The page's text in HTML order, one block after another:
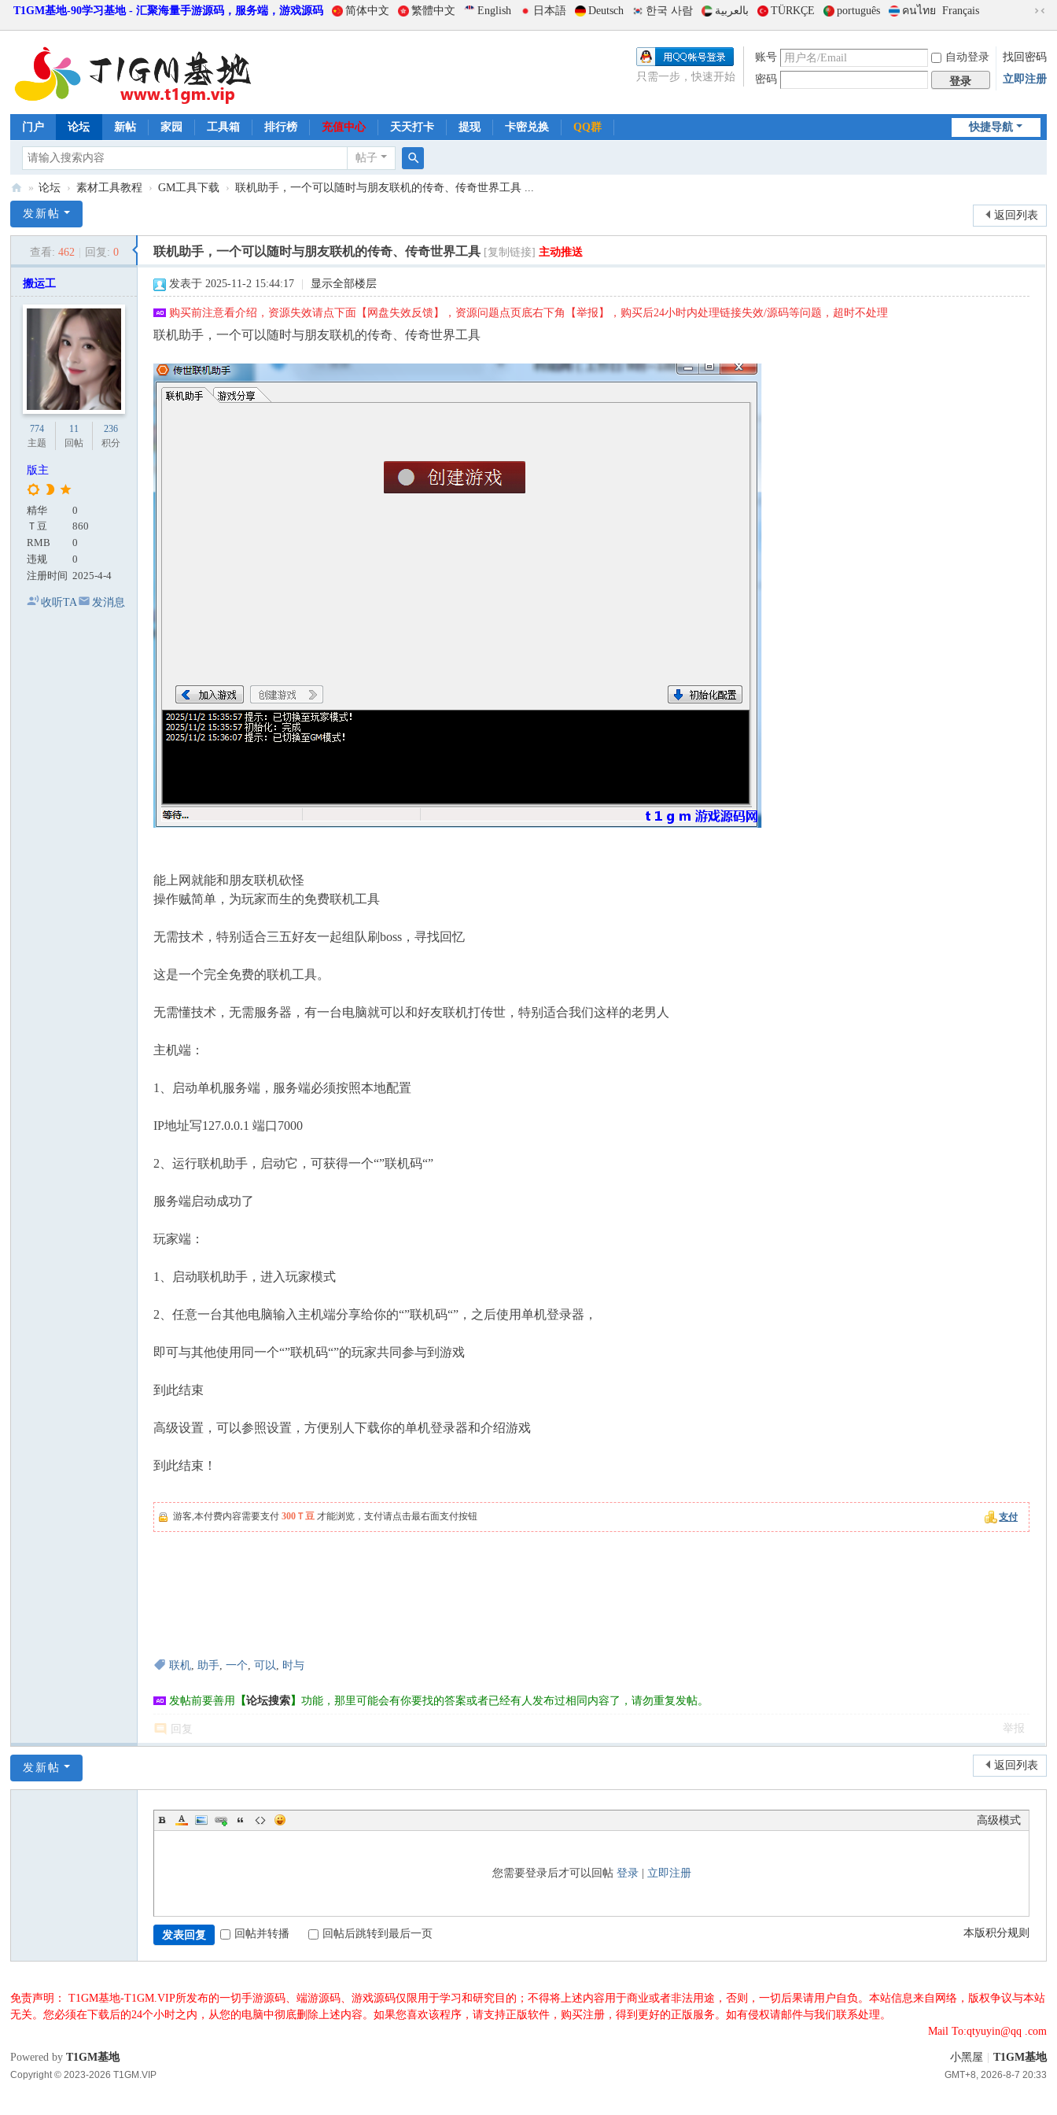
T1GM基地-90学习基地 - 汇聚海量手游源码，服务端，游戏源码 简体中文 繁體中文 English 日本語 Deutsch 한국 사람 بالعربية TÜRKÇE português คนไทย Français
到
版
账号 自动登录
找回密码
密码
登录 立即注册
只需一步，快速开始
快捷导航
门户 论坛 新帖 家园 工具箱 排行榜 充值中心 天天打卡 提现 卡密兑换 QQ群
帖子
搜
1
» 论坛 › 素材工具教程 › GM工具下载 › 联机助手，一个可以随时与朋友联机的传奇、传奇世界工具 ...
返回列表
发新帖
查看: 462 回复: 0 联机助手，一个可以随时与朋友联机的传奇、传奇世界工具 [复制链接] 主动推送
搬运工
774
主题
11
回帖
236
积分
版主
精华
0
Ｔ豆
860
RMB
0
违规
0
注册时间 2025-4-4
收听TA 发消息
发表于 2025-11-2 15:44:17 显示全部楼层
购买前注意看介绍，资源失效请点下面【网盘失效反馈】，资源问题点页底右下角【举报】，购买后24小时内处理链接失效/源码等问题，超时不处理
联机助手，一个可以随时与朋友联机的传奇、传奇世界工具
能上网就能和朋友联机砍怪
操作贼简单，为玩家而生的免费联机工具
无需技术，特别适合三五好友一起组队刷boss，寻找回忆
这是一个完全免费的联机工具。
无需懂技术，无需服务器，有一台电脑就可以和好友联机打传世，特别适合我们这样的老男人
主机端：
1、启动单机服务端，服务端必须按照本地配置
IP地址写127.0.0.1 端口7000
2、运行联机助手，启动它，可获得一个“”联机码“”
服务端启动成功了
玩家端：
1、启动联机助手，进入玩家模式
2、任意一台其他电脑输入主机端分享给你的“”联机码“”，之后使用单机登录器，
即可与其他使用同一个“”联机码“”的玩家共同参与到游戏
到此结束
高级设置，可以参照设置，方便别人下载你的单机登录器和介绍游戏
到此结束！
游客,本付费内容需要支付300Ｔ豆 才能浏览，支付请点击最右面支付按钮 支付
联机,助手,一个,可以, 时与
发帖前要善用 【论坛搜索】功能，那里可能会有你要找的答案或者已经有人发布过相同内容了，请勿重复发帖。
回复 举报
返回列表
发新帖
高级模式
您需要登录后才可以回帖 登录| 立即注册
本版积分规则
发表回复 回帖并转播 回帖后跳转到最后一页
免责声明： T1GM基地-T1GM.VIP所发布的一切手游源码、端游源码、游戏源码仅限用于学习和研究目的；不得将上述内容用于商业或者非法用途，否则，一切后果请用户自负。本站信息来自网络，版权争议与本站
无关。您必须在下载后的24个小时之内，从您的电脑中彻底删除上述内容。如果您喜欢该程序，请支持正版软件，购买注册，得到更好的正版服务。如有侵权请邮件与我们联系处理。
Mail To:qtyuyin@qq .com
小黑屋 T1GM基地
GMT+8, 2026-8-7 20:33
Powered byT1GM基地
Copyright © 2023-2026 T1GM.VIP